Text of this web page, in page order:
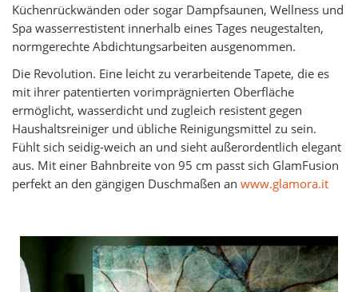
Küchenrückwänden oder sogar Dampfsaunen, Wellness und
Spa wasserrestistent innerhalb eines Tages neugestalten,
normgerechte Abdichtungsarbeiten ausgenommen.
Die Revolution. Eine leicht zu verarbeitende Tapete, die es
mit ihrer patentierten vorimprägnierten Oberfläche
ermöglicht, wasserdicht und zugleich resistent gegen
Haushaltsreiniger und übliche Reinigungsmittel zu sein.
Fühlt sich seidig-weich an und sieht außerordentlich elegant
aus. Mit einer Bahnbreite von 95 cm passt sich GlamFusion
perfekt an den gängigen Duschmaßen an www.glamora.it